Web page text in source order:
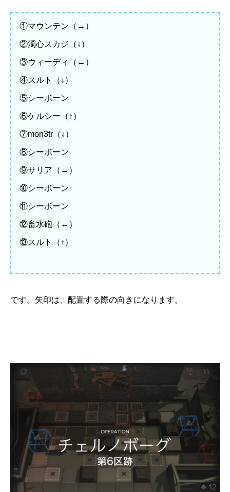
①マウンテン（→）
②濁心スカジ（↓）
③ウィーディ（←）
④スルト（↓）
⑤シーボーン
⑥ケルシー（↑）
⑦mon3tr（↓）
⑧シーボーン
⑨サリア（→）
⑩シーボーン
⑪シーボーン
⑫畜水砲（←）
⑬スルト（↑）
です。矢印は、配置する際の向きになります。